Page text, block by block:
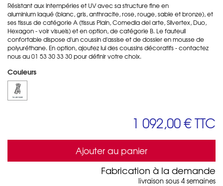
Résistant aux intempéries et UV avec sa structure fine en
aluminium laqué (blanc, gris, anthracite, rose, rouge, sable et bronze), et
ses tissus de catégorie A (tissus Plain, Comedia del arte, Silvertex, Duo,
Hexagon - voir visuels) et en option, de catégorie B. Le fauteuil
confortable dispose d'un coussin d'assise et de dossier en mousse de
polyuréthane. En option, ajoutez lui des coussins décoratifs - contactez
nous au 01 53 30 33 30 pour définir votre choix.
Couleurs
1 092,00 €TTC
Ajouter au panier
Fabrication à la demande
livraison sous 4 semaines